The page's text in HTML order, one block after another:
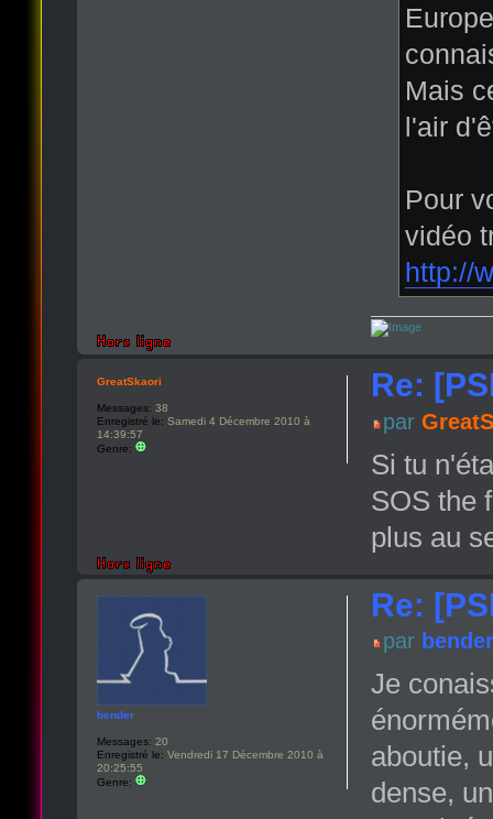
Mais
l'air
Pour
vidéo
http://
Re:
par
Si tu
SOS the
plus au
GreatSkaori
Messages: 38
Enregistré le: Samedi 4 Décembre 2010 à
14:39:57
Genre:
Re:
par bender
Je
aboutie,
dense,
bender
Messages: 20
Enregistré le: Vendredi 17 Décembre 2010 à
20:25:55
Genre: